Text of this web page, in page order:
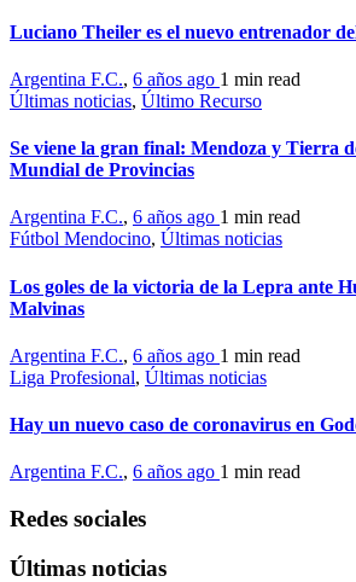
Luciano Theiler es el nuevo entrenador
Argentina F.C., 6 años ago 1 min read
Últimas noticias, Último Recurso
Se viene la gran final: Mendoza y Tierra
Mundial de Provincias
Argentina F.C., 6 años ago 1 min read
Fútbol Mendocino, Últimas noticias
Los goles de la victoria de la Lepra ante
Malvinas
Argentina F.C., 6 años ago 1 min read
Liga Profesional, Últimas noticias
Hay un nuevo caso de coronavirus en
Argentina F.C., 6 años ago 1 min read
Redes sociales
Últimas noticias